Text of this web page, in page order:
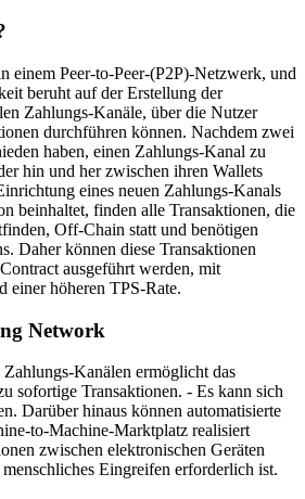
einem Peer-to-Peer-(P2P)-Netzwerk, und
beruht auf der Erstellung der
Zahlungs-Kanäle, über die Nutzer
durchführen können. Nachdem zwei
haben, einen Zahlungs-Kanal zu
hin und her zwischen ihren Wallets
eines neuen Zahlungs-Kanals
beinhaltet, finden alle Transaktionen, die
Off-Chain statt und benötigen
Daher können diese Transaktionen
ausgeführt werden, mit
einer höheren TPS-Rate.
Network
Kanälen ermöglicht das
sofortige Transaktionen. - Es kann sich
Darüber hinaus können automatisierte
to-Machine-Marktplatz realisiert
zwischen elektronischen Geräten
Eingreifen erforderlich ist.